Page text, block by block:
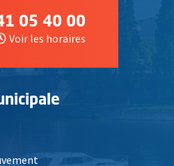
05 40 00
Voir les horaires